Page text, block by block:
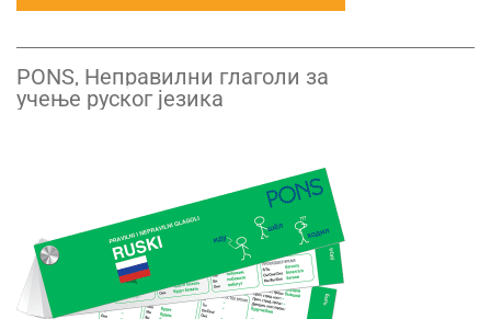
PONS, Неправилни глаголи за
учење руског језика